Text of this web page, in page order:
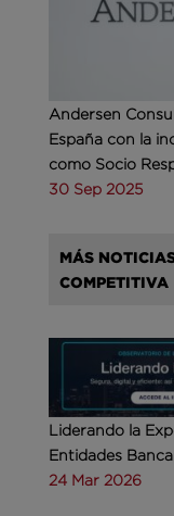
Andersen
España con la
como Socio
30 Sep 2025
MÁS
COMPETITIVA
Liderando la
Entidades
24 Mar 2026